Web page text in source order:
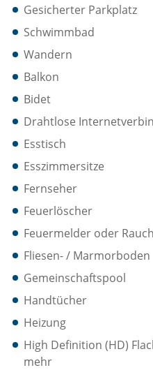
Gesicherter Parkplatz
Schwimmbad
Wandern
Balkon
Bidet
Drahtlose
Esstisch
Esszimmersitze
Fernseher
Feuerlöscher
Feuermelder oder
Fliesen- / Marmorboden
Gemeinschaftspool
Handtücher
Heizung
High Definition (HD)
mehr